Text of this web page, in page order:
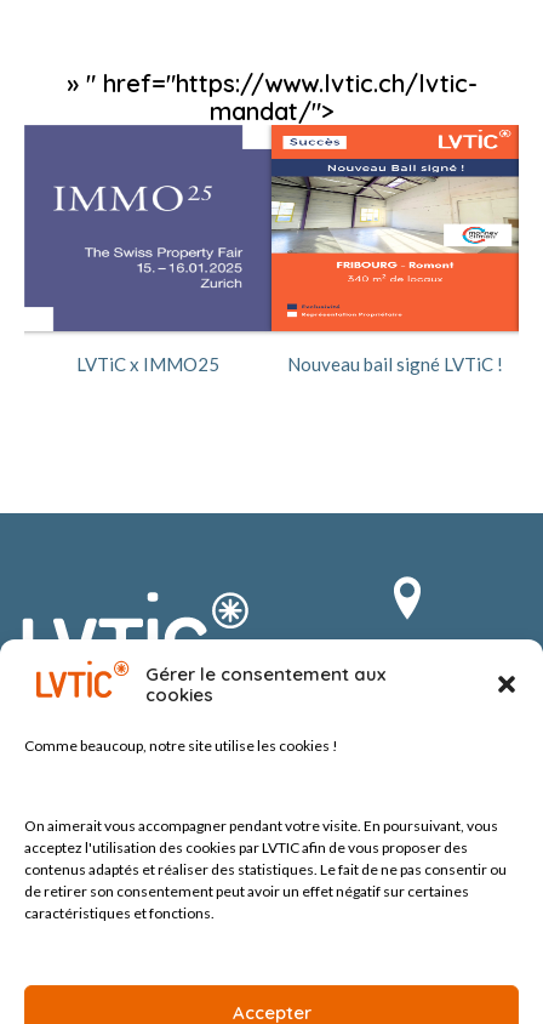
Gérer le consentement aux
cookies
Comme beaucoup, notre siteutilise les cookies !
On aimerait vous accompagner pendant votre visite. En poursuivant, vous
acceptez l'utilisation des cookies par LVTIC afin de vous proposer des
contenus adaptés et réaliser des statistiques. Le fait de ne pas consentir ou
de retirer son consentement peut avoir un effet négatif sur certaines
caractéristiques et fonctions.
Accepter
» " href="https://www.lvtic.ch/lvtic-
mandat/">
LVTiC x IMMO25 Nouveau bail signé LVTiC !
Route du Vergnolet 8
1070 Puidoux-Chexbres
Tel +41 (0) 21 552 60 10 contact@lvtic.ch